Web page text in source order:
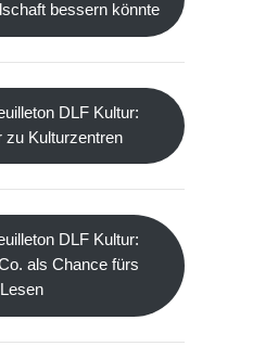
bessern könnte
DLF Kultur:
zu Kulturzentren
DLF Kultur:
als Chance fürs
Lesen